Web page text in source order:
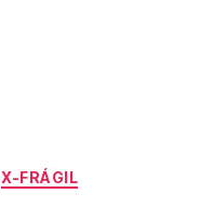
X-FRÁGIL